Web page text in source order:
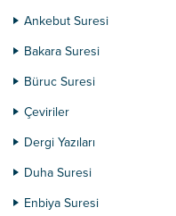
Ankebut Suresi
Bakara Suresi
Büruc Suresi
Çeviriler
Dergi Yazıları
Duha Suresi
Enbiya Suresi